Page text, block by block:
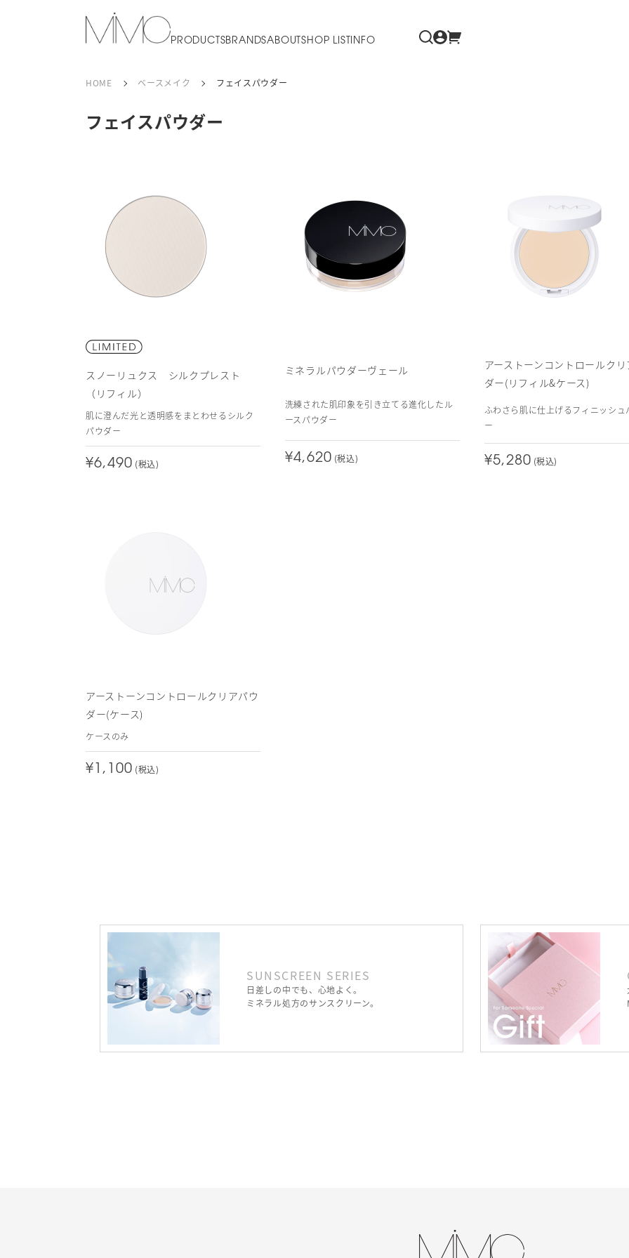
PRODUCTSBRANDSABOUTSHOP LIST INFO
HOME ベースメイク フェイスパウダー
フェイスパウダー
スノーリュクス シルクプレスト
（リフィル）
肌に澄んだ光と透明感をまとわせるシルク
パウダー
¥6,490 (税込)
ミネラルパウダーヴェール
洗練された肌印象を引き立てる進化したル
ースパウダー
¥4,620 (税込)
アーストーンコントロールクリ
ダー(リフィル&ケース)
ふわさら肌に仕上げるフィニッシュ
ー
¥5,280 (税込)
アーストーンコントロールクリアパウ
ダー(ケース)
ケースのみ
¥1,100 (税込)
SUNSCREEN SERIES
日差しの中でも、心地よく。
ミネラル処方のサンスクリーン。